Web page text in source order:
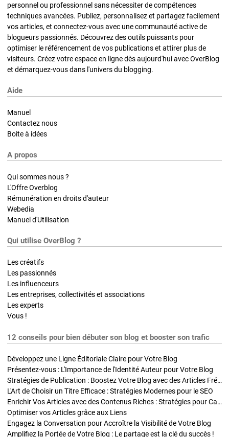
personnel ou professionnel sans nécessiter de compétences
techniques avancées. Publiez, personnalisez et partagez facilement
vos articles, et connectez-vous avec une communauté active de
blogueurs passionnés. Découvrez des outils puissants pour
optimiser le référencement de vos publications et attirer plus de
visiteurs. Créez votre espace en ligne dès aujourd'hui avec OverBlog
et démarquez-vous dans l'univers du blogging.
Aide
Manuel
Contactez nous
Boite à idées
A propos
Qui sommes nous ?
L'Offre Overblog
Rémunération en droits d'auteur
Webedia
Manuel d'Utilisation
Qui utilise OverBlog ?
Les créatifs
Les passionnés
Les influenceurs
Les entreprises, collectivités et associations
Les experts
Vous !
12 conseils pour bien débuter son blog et booster son trafic
Développez une Ligne Éditoriale Claire pour Votre Blog
Présentez-vous : L'Importance de l'Identité Auteur pour Votre Blog
Stratégies de Publication : Boostez Votre Blog avec des Articles Fréquents et Exclusifs
L'Art de Choisir un Titre Efficace : Stratégies Modernes pour le SEO
Enrichir Vos Articles avec des Contenus Riches : Stratégies pour Captiver et Optimiser
Optimiser vos Articles grâce aux Liens
Engagez la Conversation pour Accroître la Visibilité de Votre Blog
Amplifiez la Portée de Votre Blog : Le partage est la clé du succès !